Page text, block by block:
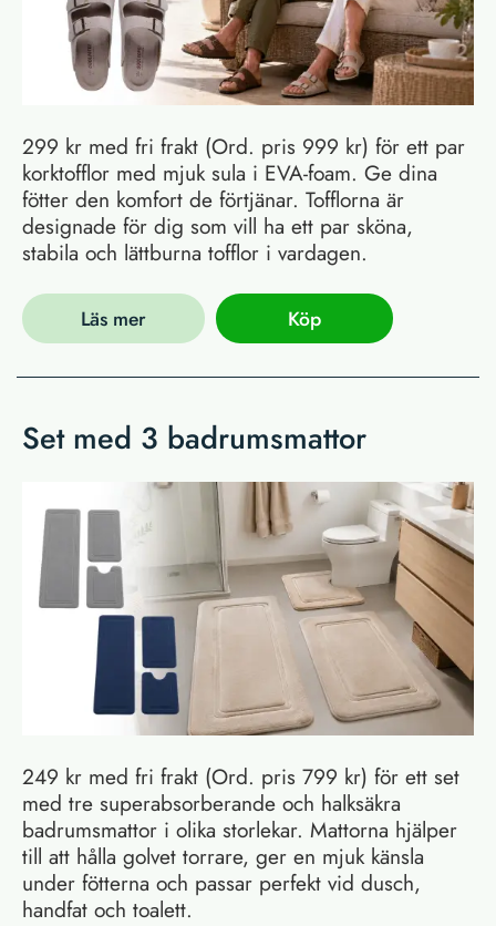
299 kr med fri frakt (Ord. pris 999 kr) för ett par
korktofflor med mjuk sula i EVA-foam. Ge dina
fötter den komfort de förtjänar. Tofflorna är
designade för dig som vill ha ett par sköna,
stabila och lättburna tofflor i vardagen.
Läs mer Köp
Set med 3 badrumsmattor
249 kr med fri frakt (Ord. pris 799 kr) för ett set
med tre superabsorberande och halksäkra
badrumsmattor i olika storlekar. Mattorna hjälper
till att hålla golvet torrare, ger en mjuk känsla
under fötterna och passar perfekt vid dusch,
handfat och toalett.